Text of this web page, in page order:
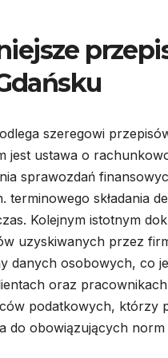
szeregowi
jest ustawa o
sprawozdań
terminowego składania
Kolejnym istotnym
uzyskiwanych przez
danych osobowych, co
oraz
podatkowych, którzy
do obowiązujących